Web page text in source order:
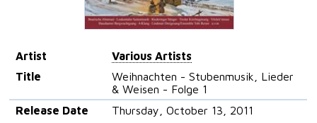
Artist
Various Artists
Title
Weihnachten - Stubenmusik, Lieder
& Weisen - Folge 1
Release Date
Thursday, October 13, 2011